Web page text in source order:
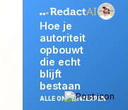
Hoe je
autoriteit
opbouwt
die echt
blijft
bestaan
ALLE ONDERWERPEN